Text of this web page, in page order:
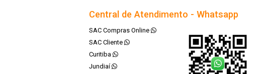
Central de Atendimento - Whatsapp
SAC Compras Online
SAC Cliente
Curitiba
Jundiaí